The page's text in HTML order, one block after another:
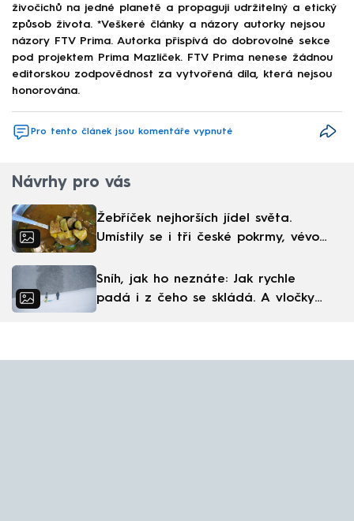
živočichů na jedné planetě a propaguji udržitelný a etický
způsob života. *Veškeré články a názory autorky nejsou
názory FTV Prima. Autorka přispívá do dobrovolné sekce
pod projektem Prima Mazlíček. FTV Prima nenese žádnou
editorskou zodpovědnost za vytvořená díla, která nejsou
honorována.
Pro tento článek jsou komentáře vypnuté
Návrhy pro vás
Žebříček nejhorších jídel světa.
Umístily se i tři české pokrmy, vévodí
Sníh, jak ho neznáte: Jak rychle
padá i z čeho se skládá. A vločky